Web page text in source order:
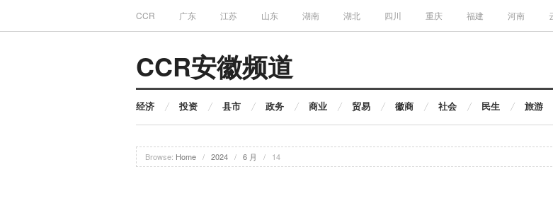
CCR 广东 江苏 山东 湖南 湖北 四川 重庆 福建 河南
CCR安徽频道
经济 投资 县市 政务 商业 贸易 徽商 社会 民生 旅游
Browse: Home / 2024 / 6 月 / 14